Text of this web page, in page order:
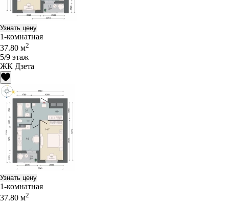
Узнать цену
1-комнатная
37.80 м2
5/9 этаж
ЖК Дзета
Узнать цену
1-комнатная
37.80 м2